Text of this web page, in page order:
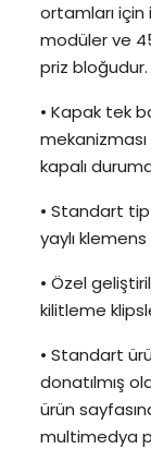
ortamları
modüler ve
priz bloğudur.
• Kapak tek
mekanizması
kapalı
• Standart
yaylı
• Özel
kilitleme
• Standart
donatılmış
ürün
multimedya